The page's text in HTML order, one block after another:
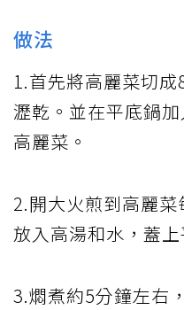
做法
1.首先將高麗菜切
瀝乾。並在平底鍋
高麗菜。
2.開大火煎到高麗
放入高湯和水，蓋
3.燜煮約5分鐘左右